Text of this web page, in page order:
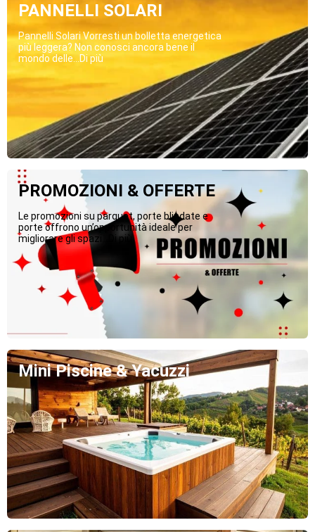
PANNELLI SOLARI
Pannelli Solari Vorresti un bolletta energetica
più leggera? Non conosci ancora bene il
mondo delle...Di più
PROMOZIONI & OFFERTE
Le promozioni su parquet, porte blindate e
porte offrono un’opportunità ideale per
migliorare gli spazi...Di più
Mini Piscine & Yacuzzi